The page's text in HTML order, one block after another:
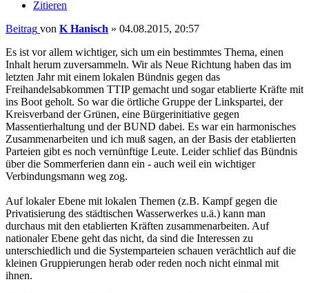
Zitieren
Beitrag von K Hanisch » 04.08.2015, 20:57
Es ist vor allem wichtiger, sich um ein bestimmtes Thema, einen
Inhalt herum zuversammeln. Wir als Neue Richtung haben das im
letzten Jahr mit einem lokalen Bündnis gegen das
Freihandelsabkommen TTIP gemacht und sogar etablierte Kräfte mit
ins Boot geholt. So war die örtliche Gruppe der Linkspartei, der
Kreisverband der Grünen, eine Bürgerinitiative gegen
Massentierhaltung und der BUND dabei. Es war ein harmonisches
Zusammenarbeiten und ich muß sagen, an der Basis der etablierten
Parteien gibt es noch vernünftige Leute. Leider schlief das Bündnis
über die Sommerferien dann ein - auch weil ein wichtiger
Verbindungsmann weg zog.
Auf lokaler Ebene mit lokalen Themen (z.B. Kampf gegen die
Privatisierung des städtischen Wasserwerkes u.ä.) kann man
durchaus mit den etablierten Kräften zusammenarbeiten. Auf
nationaler Ebene geht das nicht, da sind die Interessen zu
unterschiedlich und die Systemparteien schauen verächtlich auf die
kleinen Gruppierungen herab oder reden noch nicht einmal mit
ihnen.